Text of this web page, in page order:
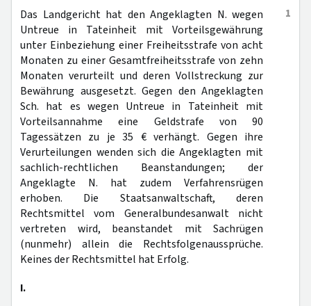
1
Das Landgericht hat den Angeklagten N. wegen
Untreue in Tateinheit mit Vorteilsgewährung
unter Einbeziehung einer Freiheitsstrafe von acht
Monaten zu einer Gesamtfreiheitsstrafe von zehn
Monaten verurteilt und deren Vollstreckung zur
Bewährung ausgesetzt. Gegen den Angeklagten
Sch. hat es wegen Untreue in Tateinheit mit
Vorteilsannahme eine Geldstrafe von 90
Tagessätzen zu je 35 € verhängt. Gegen ihre
Verurteilungen wenden sich die Angeklagten mit
sachlich-rechtlichen Beanstandungen; der
Angeklagte N. hat zudem Verfahrensrügen
erhoben. Die Staatsanwaltschaft, deren
Rechtsmittel vom Generalbundesanwalt nicht
vertreten wird, beanstandet mit Sachrügen
(nunmehr) allein die Rechtsfolgenaussprüche.
Keines der Rechtsmittel hat Erfolg.
I.